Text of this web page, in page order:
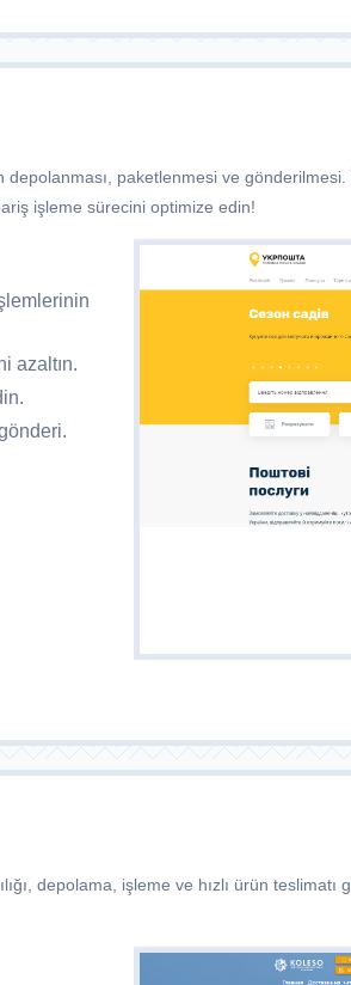
paketlenmesi ve
işleme sürecini optimize edin!
azaltın.
depolama, işleme ve hızlı ürün